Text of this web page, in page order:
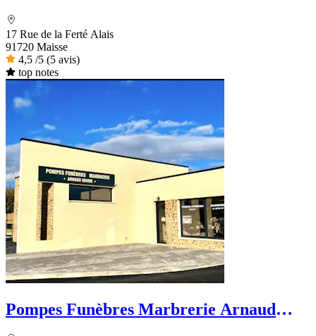
17 Rue de la Ferté Alais
91720 Maisse
4,5 /5 (5 avis)
top notes
Pompes Funèbres Marbrerie Arnaud